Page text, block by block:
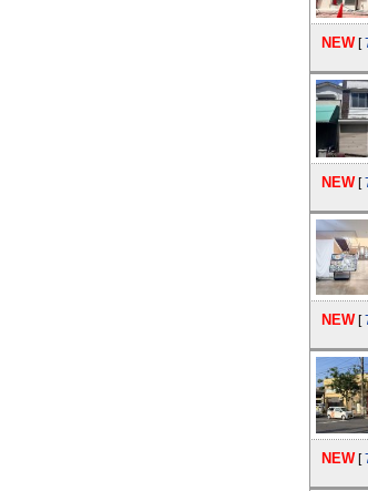
NEW [
NEW [
NEW [
NEW [